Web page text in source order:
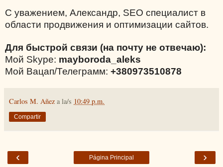
С уважением, Александр, SEO специалист в
области продвижения и оптимизации сайтов.
Для быстрой связи (на почту не отвечаю):
Мой Skype: mayboroda_aleks
Мой Вацап/Телеграмм: +380973510878
Carlos M. Añez a la/s 10:49 p.m.
Compartir
‹ ›
Página Principal